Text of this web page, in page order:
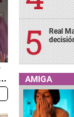
Real
AMIGA